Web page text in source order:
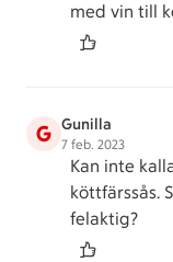
med vin till
G Gunilla
7 feb. 2023
Kan inte
köttfärssås.
felaktig?